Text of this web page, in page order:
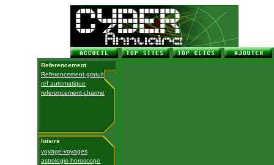
Referencement
Referencement gratuit
ref automatique
referencement-charme
loisirs
voyage-voyages
astrologie-horoscope